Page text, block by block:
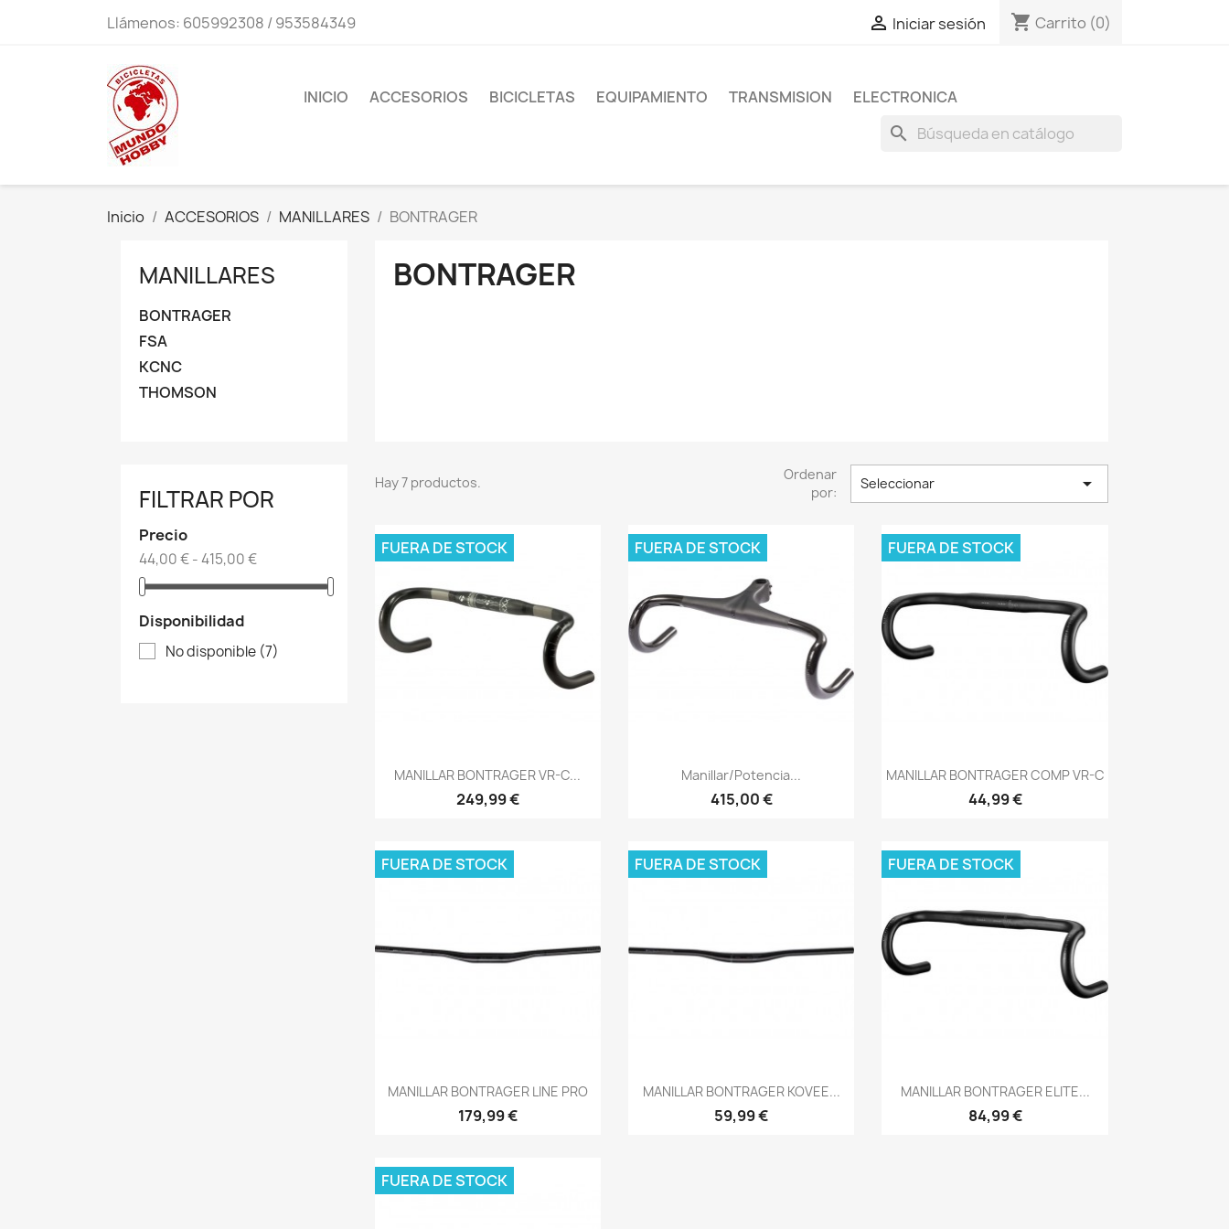
Llámenos: 605992308 / 953584349  Iniciar sesión shopping_cart Carrito (0)
INICIO ACCESORIOS BICICLETAS EQUIPAMIENTO TRANSMISION ELECTRONICA
search
Inicio ACCESORIOS MANILLARES BONTRAGER
MANILLARES
BONTRAGER
FSA
KCNC
THOMSON
FILTRAR POR
Precio
44,00 € - 415,00 €
Disponibilidad
No disponible (7)
BONTRAGER
Hay 7 productos.
Ordenar
por:
Seleccionar 
Vista rápida
MANILLAR BONTRAGER VR-C...
249,99 €
FUERA DE STOCK
Vista rápida
Manillar/potencia...
415,00 €
FUERA DE STOCK
Vista rápida
MANILLAR BONTRAGER COMP VR-C
44,99 €
FUERA DE STOCK
Vista rápida
MANILLAR BONTRAGER LINE PRO
179,99 €
FUERA DE STOCK
Vista rápida
MANILLAR BONTRAGER KOVEE...
59,99 €
FUERA DE STOCK
Vista rápida
MANILLAR BONTRAGER ELITE...
84,99 €
FUERA DE STOCK
FUERA DE STOCK